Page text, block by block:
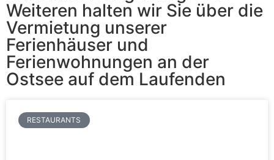
Weiteren halten wir Sie über die
Vermietung unserer
Ferienhäuser und
Ferienwohnungen an der
Ostsee auf dem Laufenden
RESTAURANTS